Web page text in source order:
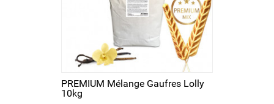
PREMIUM Mélange Gaufres Lolly
10kg